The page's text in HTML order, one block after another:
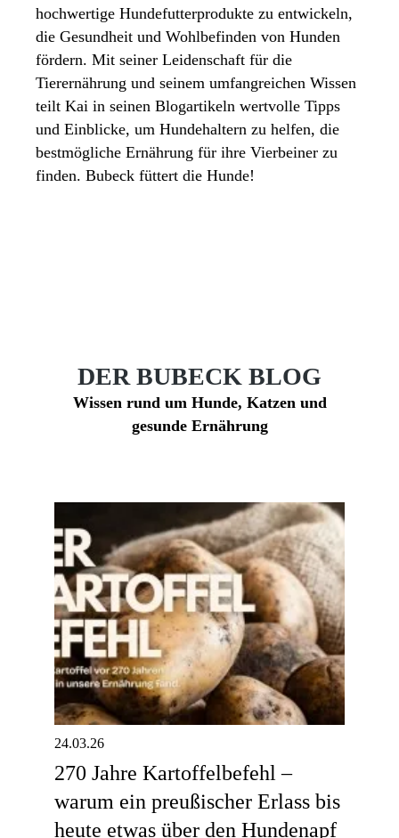
hochwertige Hundefutterprodukte zu entwickeln,
die Gesundheit und Wohlbefinden von Hunden
fördern. Mit seiner Leidenschaft für die
Tierernährung und seinem umfangreichen Wissen
teilt Kai in seinen Blogartikeln wertvolle Tipps
und Einblicke, um Hundehaltern zu helfen, die
bestmögliche Ernährung für ihre Vierbeiner zu
finden. Bubeck füttert die Hunde!
DER BUBECK BLOG
Wissen rund um Hunde, Katzen und
gesunde Ernährung
24.03.26
270 Jahre Kartoffelbefehl –
warum ein preußischer Erlass bis
heute etwas über den Hundenapf